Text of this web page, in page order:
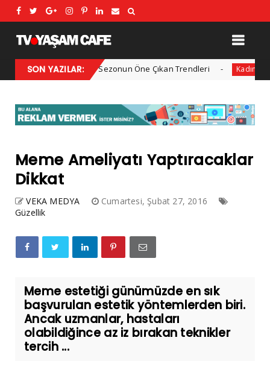
SON YAZILAR:
2025 Kış Modası: Sezonun Öne Çıkan Trendleri Kadın Her yıl
Meme Ameliyatı Yaptıracaklar
Dikkat
VEKA MEDYA
Cumartesi, Şubat 27, 2016
Güzellik
Meme estetiği günümüzde en sık
başvurulan estetik yöntemlerden biri.
Ancak uzmanlar, hastaları
olabildiğince az iz bırakan teknikler
tercih ...